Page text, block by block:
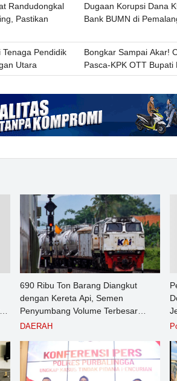
Randudongkal
Pastikan
Dugaan Korupsi Dana
Bank BUMN di
Pendidik
Utara
Bongkar Sampai Akar!
Pasca-KPK OTT Bupati
690 Ribu Ton Barang Diangkut
dengan Kereta Api, Semen
Penyumbang Volume Terbesar
Angkutan Barang KAI Daop 5
2026
DAERAH